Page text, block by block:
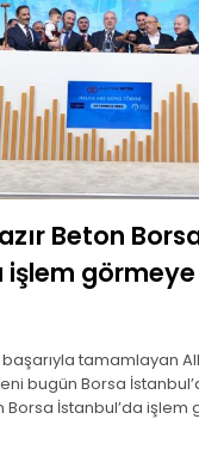
Beton
işlem görmeye
tamamlayan
bugün Borsa
Borsa İstanbul’da